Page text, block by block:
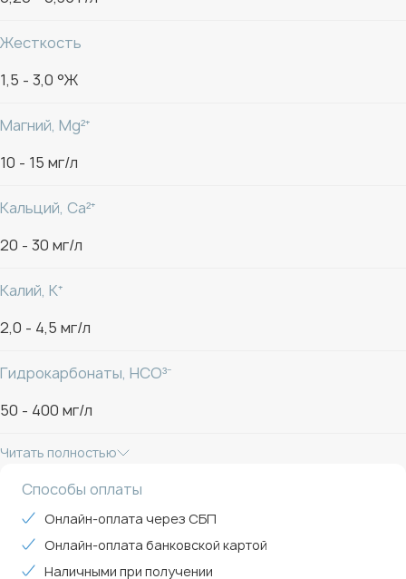
укрепляет иммунитет, защищает сердечно-
стрессом!
СРОК ГОДНОСТИ — 12 МЕСЯЦЕВ.
Дата розлива указана на бутылке. Хранить при
защищённом от прямых солнечных лучей. После
вскрытия заводской укупорки хранить при закрытой
хранения.
Жесткость
1,5 - 3,0 °Ж
Магний, Mg²⁺
10 - 15 мг/л
Кальций, Ca²⁺
20 - 30 мг/л
Калий, K⁺
2,0 - 4,5 мг/л
Гидрокарбонаты, HCO³⁻
50 - 400 мг/л
Читать полностью
Способы оплаты
Онлайн-оплата через СБП
Онлайн-оплата банковской картой
Наличными при получении